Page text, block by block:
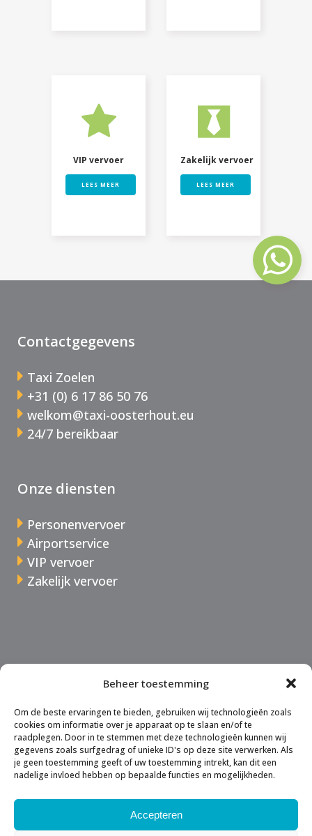
Beheer toestemming
Om de beste ervaringen te bieden, gebruiken wij technologieën zoals
cookies om informatie over je apparaat op te slaan en/of te
raadplegen. Door in te stemmen met deze technologieën kunnen wij
gegevens zoals surfgedrag of unieke ID's op deze site verwerken. Als
je geen toestemming geeft of uw toestemming intrekt, kan dit een
nadelige invloed hebben op bepaalde functies en mogelijkheden.
Accepteren
VIP vervoer
LEES MEER
Zakelijk vervoer
LEES MEER
Contactgegevens
Taxi Zoelen
+31 (0) 6 17 86 50 76
welkom@taxi-oosterhout.eu
24/7 bereikbaar
Onze diensten
Personenvervoer
Airportservice
VIP vervoer
Zakelijk vervoer
Offerte